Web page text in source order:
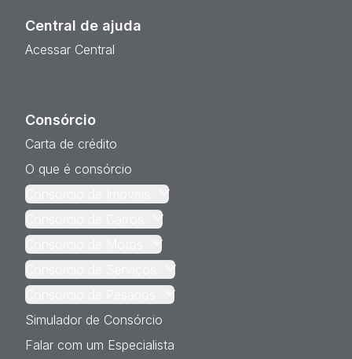
Central de ajuda
Acessar Central
Consórcio
Carta de crédito
O que é consórcio
Simulador de Consórcio
Falar com um Especialista